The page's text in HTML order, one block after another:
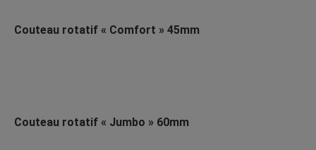
Couteau rotatif « Comfort » 45mm
Couteau rotatif « Jumbo » 60mm